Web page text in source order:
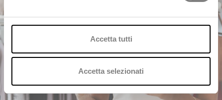
Accetta tutti
Accetta selezionati